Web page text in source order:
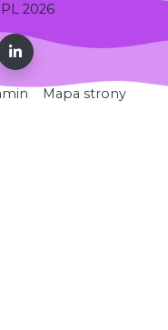
2026
Mapa strony